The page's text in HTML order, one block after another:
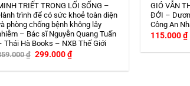
TRIẾT TRONG LỐI SỐNG –
trình để có sức khoẻ toàn diện
phòng chống bệnh không lây
– Bác sĩ Nguyễn Quang Tuấn
Thái Hà Books – NXB Thế Giới
₫ Giá
là:
299.000₫Giá
hiện
tại
GIÓ VẪN
ĐỚI –
Công An
115.000₫